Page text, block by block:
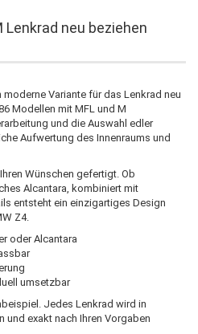
Lenkrad neu beziehen
Variante für das Lenkrad neu
Modellen mit MFL und M
und die Auswahl edler
Aufwertung des Innenraums und
Wünschen gefertigt. Ob
Alcantara, kombiniert mit
entsteht ein einzigartiges Design
Z4.
oder Alcantara
umsetzbar
Jedes Lenkrad wird in
und exakt nach Ihren Vorgaben